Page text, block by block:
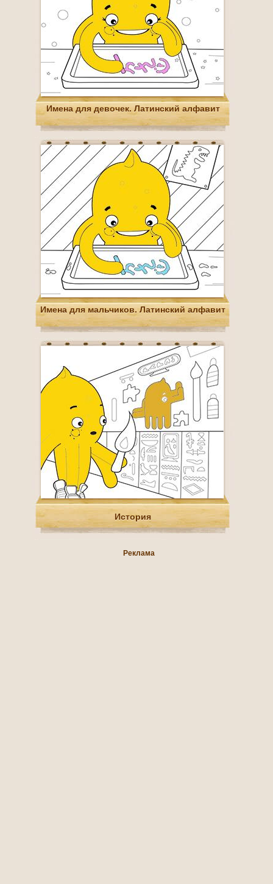
Имена для девочек. Латинский алфавит
Имена для мальчиков. Латинский алфавит
История
Реклама